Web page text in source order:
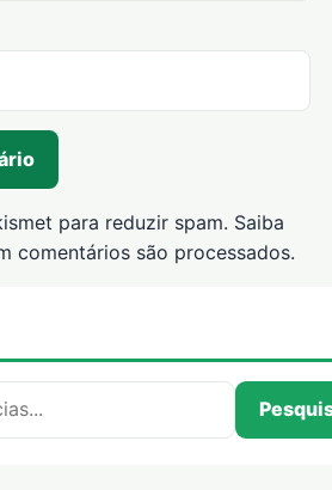
para reduzir spam. Saiba
comentários são processados.